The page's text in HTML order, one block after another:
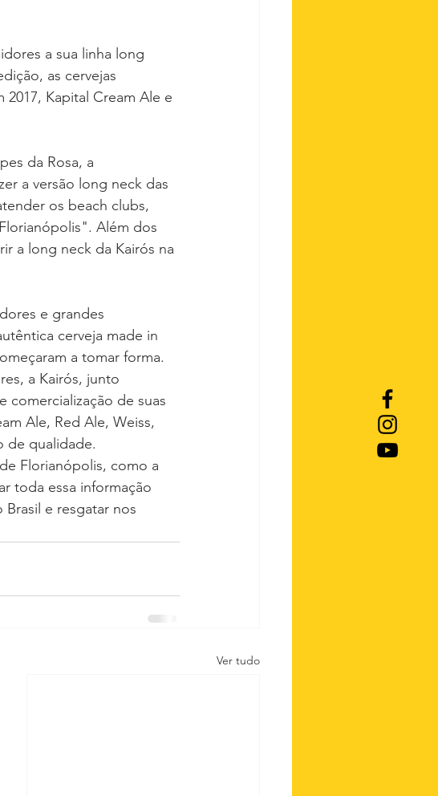
a sua linha long
as cervejas
Kapital Cream Ale e
da Rosa, a
a versão long neck das
os beach clubs,
Além dos
a long neck da Kairós na
e grandes
cerveja made in
a tomar forma.
a Kairós, junto
comercialização de suas
Ale, Red Ale, Weiss,
de qualidade.
Florianópolis, como a
toda essa informação
e resgatar nos
Ver tudo